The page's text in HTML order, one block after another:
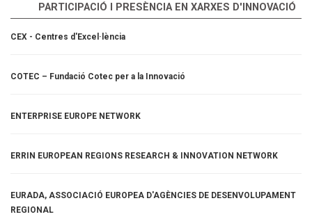
PARTICIPACIÓ I PRESÈNCIA EN XARXES D'INNOVACIÓ
CEX - Centres d'Excel·lència
COTEC – Fundació Cotec per a la Innovació
ENTERPRISE EUROPE NETWORK
ERRIN EUROPEAN REGIONS RESEARCH & INNOVATION NETWORK
EURADA, ASSOCIACIÓ EUROPEA D'AGÈNCIES DE DESENVOLUPAMENT
REGIONAL